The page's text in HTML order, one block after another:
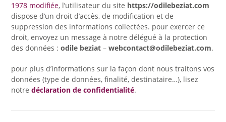
1978 modifiée, l’utilisateur du site https://odilebeziat.com
dispose d’un droit d’accès, de modification et de
suppression des informations collectées. pour exercer ce
droit, envoyez un message à notre délégué à la protection
des données :odile beziat –webcontact@odilebeziat.com.
pour plus d’informations sur la façon dont nous traitons vos
données (type de données, finalité, destinataire…), lisez
notredéclaration de confidentialité.